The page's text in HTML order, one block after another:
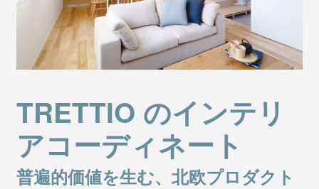
TRETTIO のインテリ
アコーディネート
普遍的価値を生む、北欧プロダクト